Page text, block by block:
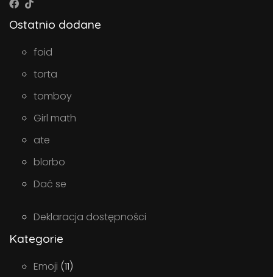
Ostatnio dodane
foid
torta
tomboy
Girl math
ate
blorbo
Dać se
Deklaracja dostępności
Kategorie
Emoji (11)